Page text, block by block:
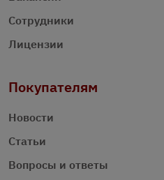
Сотрудники
Лицензии
Покупателям
Новости
Статьи
Вопросы и ответы